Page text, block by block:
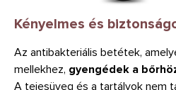
Kényelmes és
Az antibakteriális betétek,
mellekhez, gyengédek a
A tejesüveg és a tartályok nem